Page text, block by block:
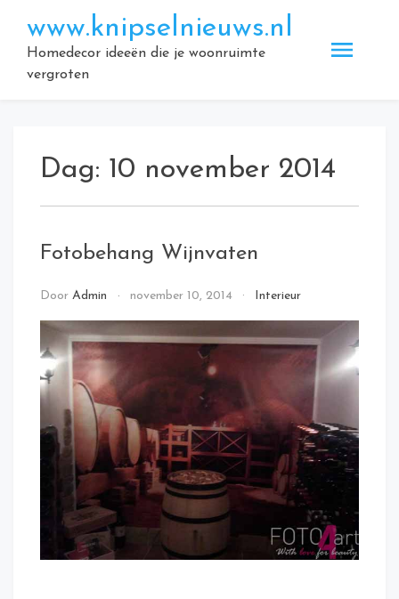
naar
inhoud
www.knipselnieuws.nl
Homedecor ideeën die je woonruimte
vergroten
Dag: 10 november 2014
Fotobehang Wijnvaten
Door Admin november 10, 2014 Interieur